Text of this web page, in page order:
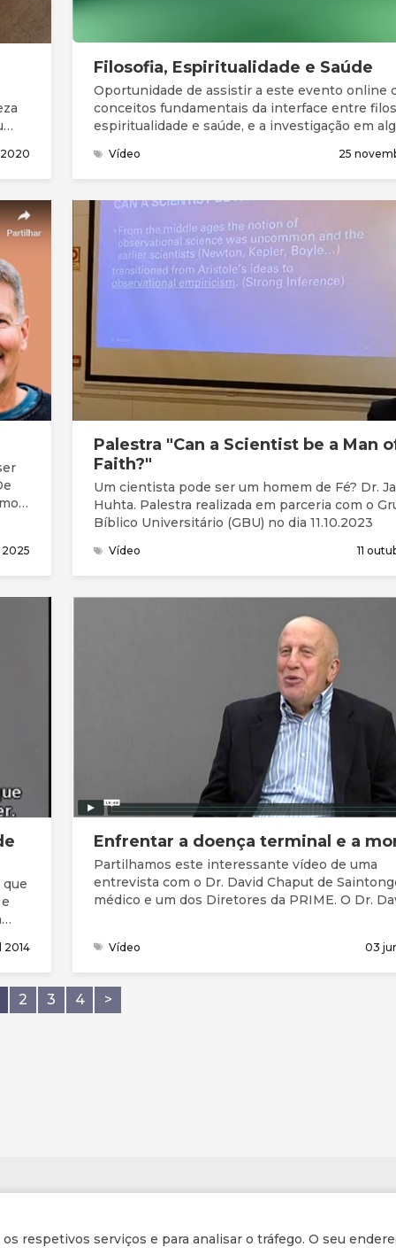
respetivos serviços e para analisar o tráfego. O seu
Filosofia, Espiritualidade e Saúde
Oportunidade de assistir a este evento online
conceitos fundamentais da interface entre
espiritualidade e saúde, e a investigação em
Vídeo 25
2025
Palestra "Can a Scientist be a Man
Faith?"
Um cientista pode ser um homem de Fé? Dr.
Huhta. Palestra realizada em parceria com o
Bíblico Universitário (GBU) no dia 11.10.2023
Vídeo 11
2014
Enfrentar a doença terminal e a
Partilhamos este interessante vídeo de uma
entrevista com o Dr. David Chaput de
médico e um dos Diretores da PRIME. O Dr.
Vídeo 03
2 3 4 >